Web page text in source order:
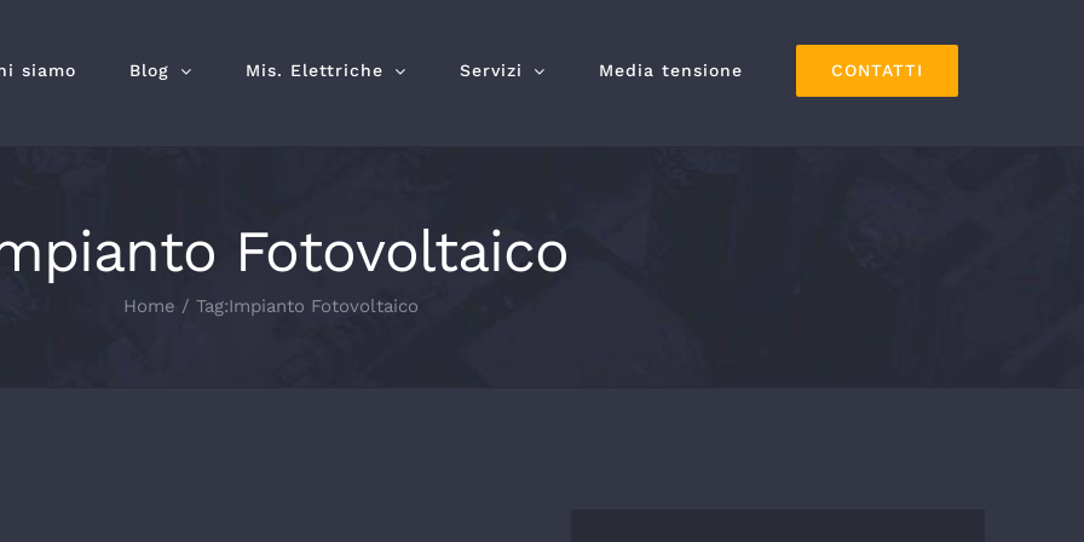
siamo Blog Mis. Elettriche Servizi Media tensione CONTATTI
Fotovoltaico
Home Tag:Impianto Fotovoltaico